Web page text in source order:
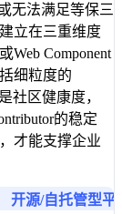
无法满足等保三
立在三重维度
Web Component
细粒度的
社区健康度，
的稳定
才能支撑企业
开源/自托管型平